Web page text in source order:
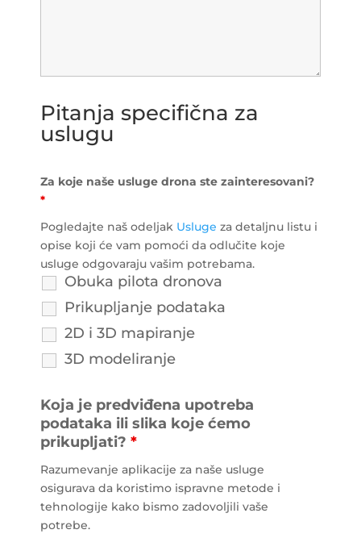
Pitanja specifična za
uslugu
Za koje naše usluge drona ste zainteresovani?
*
Obuka pilota dronova
Prikupljanje podataka
2D i 3D mapiranje
3D modeliranje
Pogledajte naš odeljak Usluge za detaljnu listu i
opise koji će vam pomoći da odlučite koje
usluge odgovaraju vašim potrebama.
Koja je predviđena upotreba
podataka ili slika koje ćemo
prikupljati? *
Razumevanje aplikacije za naše usluge
osigurava da koristimo ispravne metode i
tehnologije kako bismo zadovoljili vaše
potrebe.